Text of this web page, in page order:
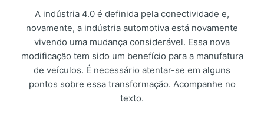
A indústria 4.0 é definida pela conectividade e,
novamente, a indústria automotiva está novamente
vivendo uma mudança considerável. Essa nova
modificação tem sido um benefício para a manufatura
de veículos. É necessário atentar-se em alguns
pontos sobre essa transformação. Acompanhe no
texto.